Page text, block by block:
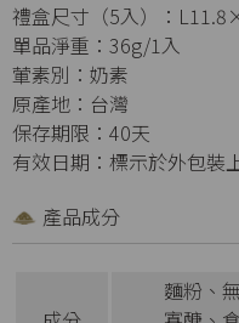
禮盒尺寸（5入）：
單品淨重：36g/1入
葷素別：奶素
原產地：台灣
保存期限：40天
有效日期：標示於外包裝
產品成分
麵粉、